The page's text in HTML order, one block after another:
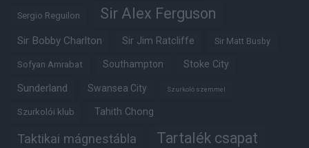
Sergio Reguilon Sir Alex Ferguson
Sir Bobby Charlton Sir Jim Ratcliffe Sir Matt Busby
Sofyan Amrabat Southampton Stoke City
Sunderland Swansea City Szurkoló szemmel
Szurkolói klub Tahith Chong
Taktikai mágnestábla Tartalék csapat